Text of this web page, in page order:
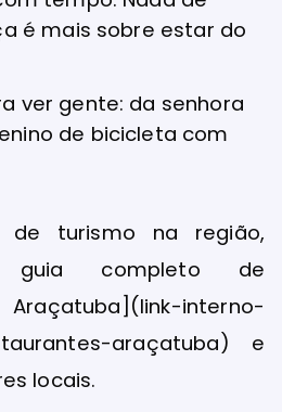
é mais sobre estar do
ver gente: da senhora
de bicicleta com
de turismo na região,
guia completo de
Araçatuba](link-interno-
araçatuba) e
locais.